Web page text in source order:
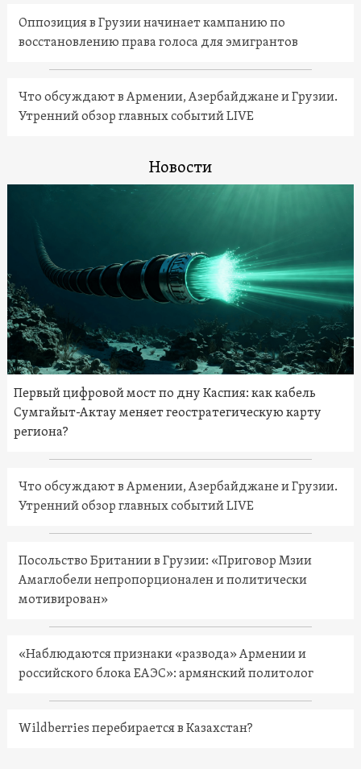
Оппозиция в Грузии начинает кампанию по
восстановлению права голоса для эмигрантов
Что обсуждают в Армении, Азербайджане и Грузии.
Утренний обзор главных событий LIVE
Новости
Первый цифровой мост по дну Каспия: как кабель
Сумгайыт-Актау меняет геостратегическую карту
региона?
Что обсуждают в Армении, Азербайджане и Грузии.
Утренний обзор главных событий LIVE
Посольство Британии в Грузии: «Приговор Мзии
Амаглобели непропорционален и политически
мотивирован»
«Наблюдаются признаки «развода» Армении и
российского блока ЕАЭС»: армянский политолог
Wildberries перебирается в Казахстан?